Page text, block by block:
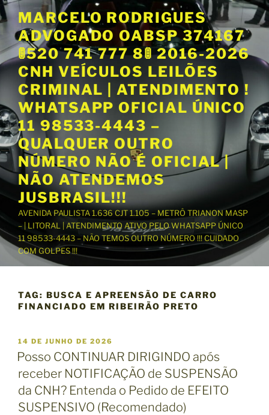
P
u
a
r
r
a
o
c
o
n
t
ú
d
MARCELO RODRIGUES
ADVOGADO OABSP 374167
🚦520 741 777 8🚦 2016-2026
CNH VEÍCULOS LEILÕES
CRIMINAL | ATENDIMENTO !
WHATSAPP OFICIAL ÚNICO
11 98533-4443 –
QUALQUER OUTRO
NÚMERO NÃO É OFICIAL |
NÃO ATENDEMOS
JUSBRASIL!!!
AVENIDA PAULISTA 1.636 CJT 1.105 – METRÔ TRIANON MASP
– | LITORAL | ATENDIMENTO ATIVO PELO WHATSAPP ÚNICO
11 98533-4443 – NÃO TEMOS OUTRO NÚMERO !!! CUIDADO
COM GOLPES !!!
TAG: BUSCA E APREENSÃO DE CARRO
FINANCIADO EM RIBEIRÃO PRETO
P
U
B
L
C
A
14 DE JUNHO DE 2026
Posso CONTINUAR DIRIGINDO após
receber NOTIFICAÇÃO de SUSPENSÃO
da CNH? Entenda o Pedido de EFEITO
SUSPENSIVO (Recomendado)